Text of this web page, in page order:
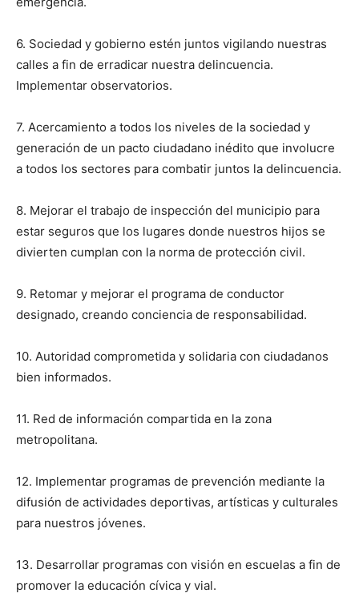
6. Sociedad y gobierno estén juntos vigilando nuestras
calles a fin de erradicar nuestra delincuencia.
Implementar observatorios.
7. Acercamiento a todos los niveles de la sociedad y
generación de un pacto ciudadano inédito que involucre
a todos los sectores para combatir juntos la delincuencia.
8. Mejorar el trabajo de inspección del municipio para
estar seguros que los lugares donde nuestros hijos se
divierten cumplan con la norma de protección civil.
9. Retomar y mejorar el programa de conductor
designado, creando conciencia de responsabilidad.
10. Autoridad comprometida y solidaria con ciudadanos
bien informados.
11. Red de información compartida en la zona
metropolitana.
12. Implementar programas de prevención mediante la
difusión de actividades deportivas, artísticas y culturales
para nuestros jóvenes.
13. Desarrollar programas con visión en escuelas a fin de
promover la educación cívica y vial.